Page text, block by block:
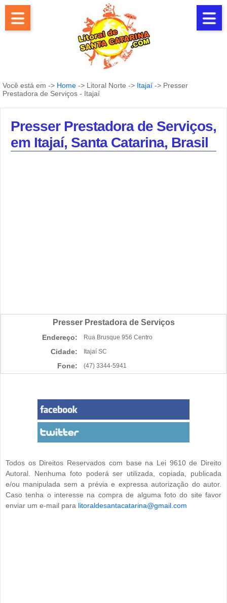
Você está em -> Home -> Litoral Norte -> Itajaí -> Presser
Prestadora de Serviços - Itajaí
Presser Prestadora de Serviços,
em Itajaí, Santa Catarina, Brasil
Presser Prestadora de Serviços
Endereço: Rua Brusque 956 Centro
Cidade: Itajaí SC
Fone: (47) 3344-5941
Todos os Direitos Reservados com base na Lei 9610 de Direito
Autoral. Nenhuma foto poderá ser utilizada, copiada, publicada
e/ou manipulada sem a prévia e expressa autorização do autor.
Caso tenha o interesse na compra de alguma foto do site favor
enviar um e-mail para litoraldesantacatarina@gmail.com